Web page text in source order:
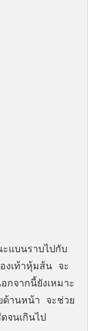
แบนราบไปกับ
งเท้าหุ้มส้น จะ
กจากนี้ยังเหมาะ
ด้านหน้า จะช่วย
จนเกินไป